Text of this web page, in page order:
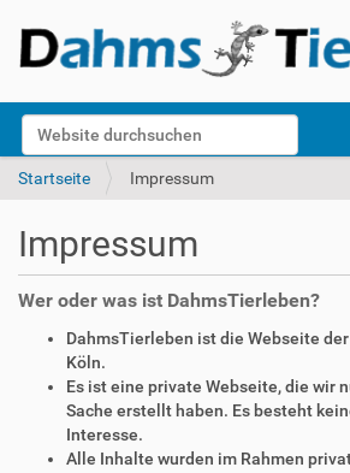
Website durchsuchen
k
Startseite Impressum
Impressum
Wer oder was ist DahmsTierleben?
DahmsTierleben ist die Webseite
Köln.
Es ist eine private Webseite, die wir
Sache erstellt haben. Es besteht
Interesse.
Alle Inhalte wurden im Rahmen